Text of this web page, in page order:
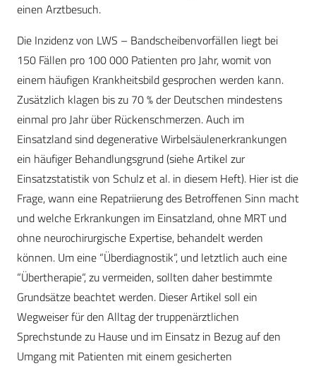
einen Arztbesuch.
Die Inzidenz von LWS – Bandscheibenvorfällen liegt bei
150 Fällen pro 100 000 Patienten pro Jahr, womit von
einem häufigen Krankheitsbild gesprochen werden kann.
Zusätzlich klagen bis zu 70 % der Deutschen mindestens
einmal pro Jahr über Rückenschmerzen. Auch im
Einsatzland sind degenerative Wirbelsäulenerkrankungen
ein häufiger Behandlungsgrund (siehe Artikel zur
Einsatzstatistik von Schulz et al. in diesem Heft). Hier ist die
Frage, wann eine Repatriierung des Betroffenen Sinn macht
und welche Erkrankungen im Einsatzland, ohne MRT und
ohne neurochirurgische Expertise, behandelt werden
können. Um eine “Überdiagnostik“, und letztlich auch eine
“Übertherapie“, zu vermeiden, sollten daher bestimmte
Grundsätze beachtet werden. Dieser Artikel soll ein
Wegweiser für den Alltag der truppenärztlichen
Sprechstunde zu Hause und im Einsatz in Bezug auf den
Umgang mit Patienten mit einem gesicherten